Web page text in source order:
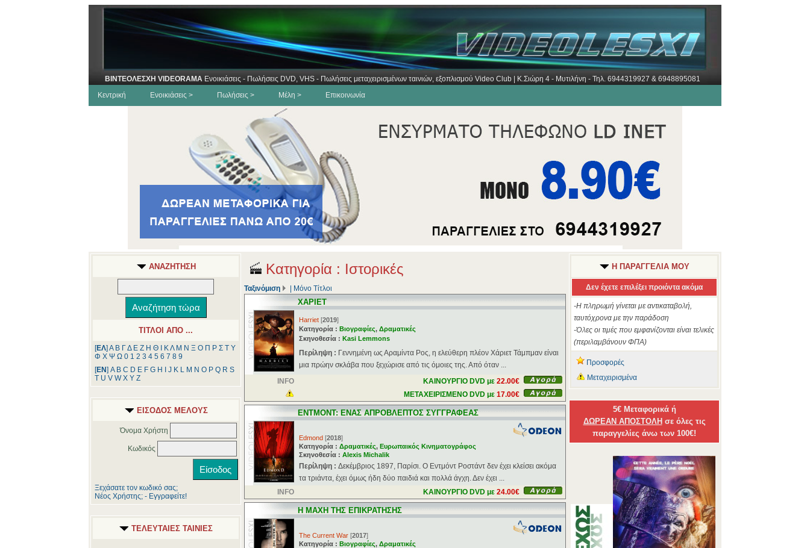
ΒΙΝΤΕΟΛΕΣΧΗ VIDEORAMA Ενοικιάσεις - Πωλήσεις DVD, VHS - Πωλήσεις μεταχειρισμένων ταινιών, εξοπλισμού Video Club | Κ.Σιώρη 4 - Μυτιλήνη - Τηλ. 6944319927 & 6948895081
Κεντρική
Ενοικιάσεις > Πωλήσεις > Μέλη > Επικοινωνία
ΑΝΑΖΗΤΗΣΗ
ΤΙΤΛΟΙ ΑΠΟ ...
[ΕΛ] Α Β ΓΔ Ε Ζ Η Θ ΚΛ Μ Ν Ξ Ο Π Ρ Σ Τ Υ
Φ Χ Ψ Ω 0 1 2 3 4 5 6 7 8 9
[ΕΝ] A B C D E F G H J K L M N O P Q R S
T U V W X Y Z
ΕΙΣΟΔΟΣ ΜΕΛΟΥΣ
Όνομα Χρήστη
Κωδικός
Ξεχάσατε τον κωδικό σας;
Νέος Χρήστης; - Εγγραφείτε!
ΤΕΛΕΥΤΑΙΕΣ ΤΑΙΝΙΕΣ
Κατηγορία : Ιστορικές
Ταξινόμιση Μόνο Τίτλοι
ΧΑΡΙΕΤ
Harriet [2019]
Κατηγορία : Βιογραφίες, Δραματικές
Σκηνοθεσία : Kasi Lemmons
Περίληψη : Γεννημένη ως Αραμίντα Ρος, η ελεύθερη πλέον Χάριετ Τάμπμαν είναι
μια πρώην σκλάβα που ξεχώρισε από τις όμοιες της. Από όταν ...
INFO
ΚΑΙΝΟΥΡΓΙΟ DVD με 22.00€
ΜΕΤΑΧΕΙΡΙΣΜΕΝΟ DVD με 17.00€
ΕΝΤΜΟΝΤ: ΕΝΑΣ ΑΠΡΟΒΛΕΠΤΟΣ ΣΥΓΓΡΑΦΕΑΣ
Edmond [2018]
Κατηγορία : Δραματικές, Ευρωπαικός Κινηματογράφος
Σκηνοθεσία : Alexis Michalik
Περίληψη : Δεκέμβριος 1897, Παρίσι. Ο Εντμόντ Ροστάντ δεν έχει κλείσει ακόμα
τα τριάντα, έχει όμως ήδη δύο παιδιά και πολλά άγχη. Δεν έχει ...
INFO
ΚΑΙΝΟΥΡΓΙΟ DVD με 24.00€
Η ΜΑΧΗ ΤΗΣ ΕΠΙΚΡΑΤΗΣΗΣ
The Current War [2017]
Κατηγορία : Βιογραφίες, Δραματικές
Η ΠΑΡΑΓΓΕΛΙΑ ΜΟΥ
Δεν έχετε επιλέξει προιόντα ακόμα
-Η πληρωμή γίνεται με αντικαταβολή,
ταυτόχρονα με την παράδοση
-Όλες οι τιμές που εμφανίζονται είναι τελικές
(περιλαμβάνουν ΦΠΑ)
Προσφορές
Μεταχειρισμένα
5€ Μεταφορικά ή
ΔΩΡΕΑΝ ΑΠΟΣΤΟΛΗ σε όλες τις
παραγγελίες άνω των 100€!